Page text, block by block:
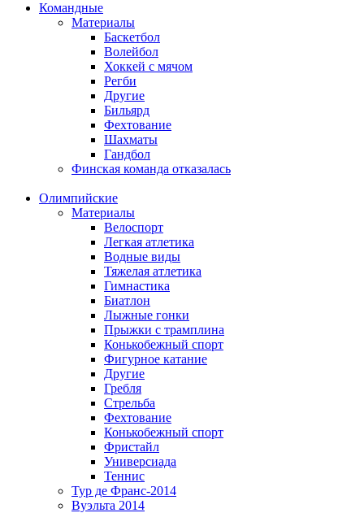
Командные
Материалы
Баскетбол
Волейбол
Хоккей с мячом
Регби
Другие
Бильярд
Фехтование
Шахматы
Гандбол
Финская команда отказалась
Олимпийские
Материалы
Велоспорт
Легкая атлетика
Водные виды
Тяжелая атлетика
Гимнастика
Биатлон
Лыжные гонки
Прыжки с трамплина
Конькобежный спорт
Фигурное катание
Другие
Гребля
Стрельба
Фехтование
Конькобежный спорт
Фристайл
Универсиада
Теннис
Тур де Франс-2014
Вуэльта 2014